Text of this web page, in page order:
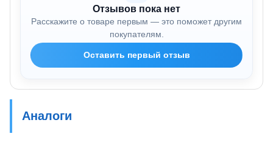
Отзывов пока нет
Расскажите о товаре первым — это поможет другим
покупателям.
Оставить первый отзыв
Аналоги